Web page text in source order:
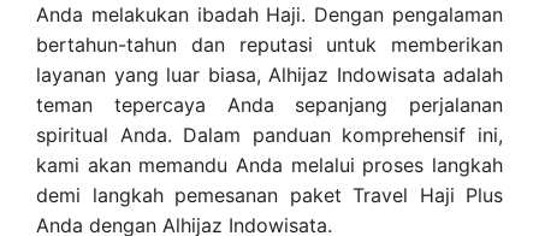
Anda melakukan ibadah Haji. Dengan pengalaman
bertahun-tahun dan reputasi untuk memberikan
layanan yang luar biasa, Alhijaz Indowisata adalah
teman tepercaya Anda sepanjang perjalanan
spiritual Anda. Dalam panduan komprehensif ini,
kami akan memandu Anda melalui proses langkah
demi langkah pemesanan paket Travel Haji Plus
Anda dengan Alhijaz Indowisata.